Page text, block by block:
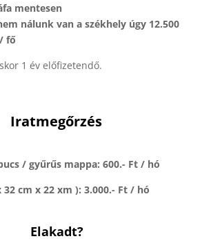
mentesen
nálunk van a székhely úgy 12.500
fő
1 év előfizetendő.
Iratmegőrzés
/ gyűrűs mappa: 600.- Ft / hó
32 cm x 22 xm ): 3.000.- Ft / hó
Elakadt?